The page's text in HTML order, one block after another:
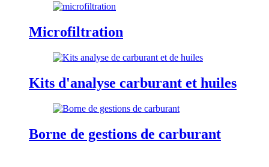
Microfiltration
Kits d'analyse carburant et huiles
Borne de gestions de carburant